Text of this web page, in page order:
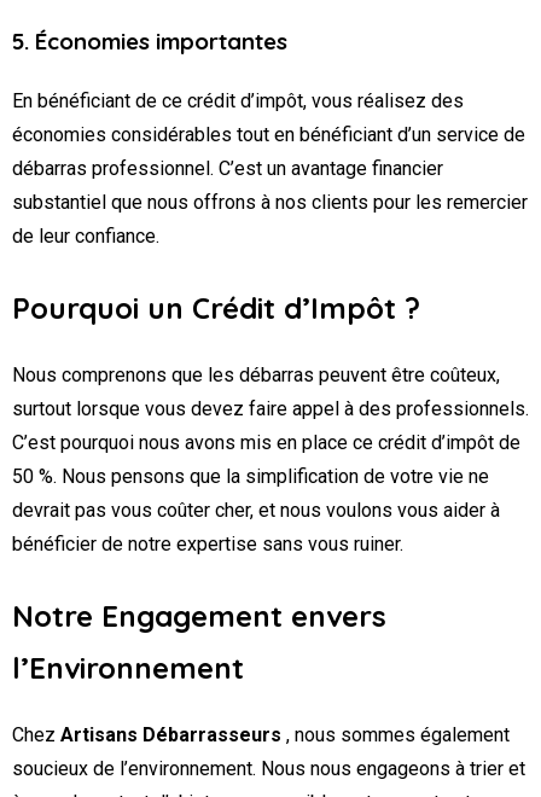
5. Économies importantes
En bénéficiant de ce crédit d’impôt, vous réalisez des
économies considérables tout en bénéficiant d’un service de
débarras professionnel. C’est un avantage financier
substantiel que nous offrons à nos clients pour les remercier
de leur confiance.
Pourquoi un Crédit d’Impôt ?
Nous comprenons que les débarras peuvent être coûteux,
surtout lorsque vous devez faire appel à des professionnels.
C’est pourquoi nous avons mis en place ce crédit d’impôt de
50 %. Nous pensons que la simplification de votre vie ne
devrait pas vous coûter cher, et nous voulons vous aider à
bénéficier de notre expertise sans vous ruiner.
Notre Engagement envers
l’Environnement
Chez Artisans Débarrasseurs , nous sommes également
soucieux de l’environnement. Nous nous engageons à trier et